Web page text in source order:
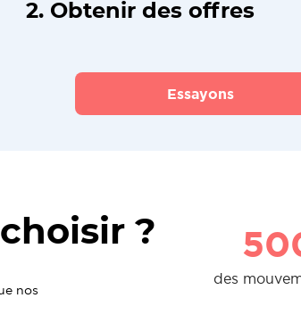
2. Obtenir des offres
Essayons
?
nos
des